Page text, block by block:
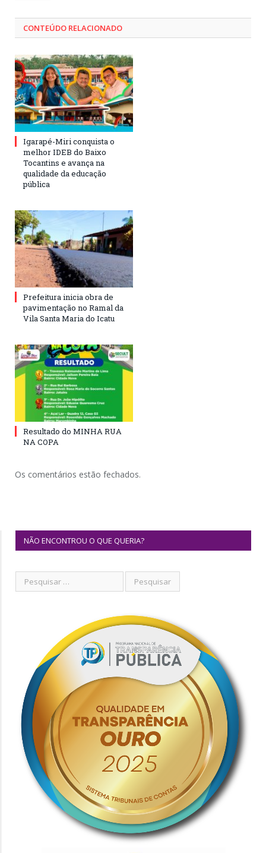
CONTEÚDO RELACIONADO
Igarapé-Miri conquista o
melhor IDEB do Baixo
Tocantins e avança na
qualidade da educação
pública
Prefeitura inicia obra de
pavimentação no Ramal da
Vila Santa Maria do Icatu
Resultado do MINHA RUA
NA COPA
Os comentários estão fechados.
NÃO ENCONTROU O QUE QUERIA?